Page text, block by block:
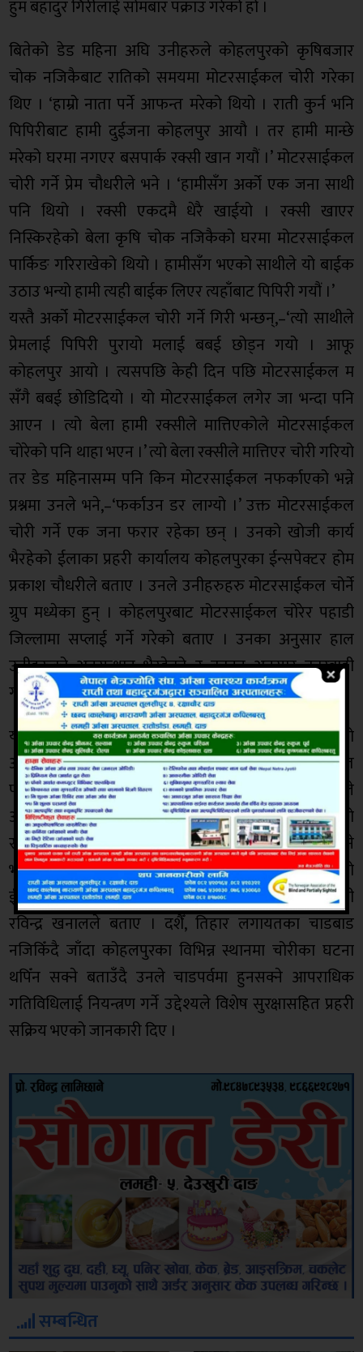
हुम बहादुर गिरीलाई सोमबार पक्राउ गरेको हो ।
बितेको डेड महिना अघि उनीहरुले कोहलपुरको कृषिबजार
चोक नजिकैबाट रातिको समयमा मोटरसाईकल चोरी गरेका
थिए । ‘हाम्रो नाता पर्ने आफन्त मरेको थियो । राती कुर्न भनि
पिपिरीबाट हामी दुईजना कोहलपुर आयौ । तर हामी मान्छे
मरेको घरमा नगएर बसपार्क रक्सी खान गयौं ।’ मोटरसाईकल
चोरी गर्ने प्रेम चौधरीले भने । ‘हामीसँग अर्को एक जना साथी
पनि थियो । रक्सी एकदमै धेरै खाईयो । रक्सी खाएर
निस्किरहेको बेला कृषि चोक नजिकैको घरमा मोटरसाईकल
पार्किङ गरिराखेको थियो । हामीसँग भएको साथीले यो बाईक
उठाउ भन्यो हामी त्यही बाईक लिएर त्यहाँबाट पिपिरी गयौं ।’
यस्तै अर्को मोटरसाईकल चोरी गर्ने गिरी भन्छन्,–‘त्यो साथीले
प्रेमलाई पिपिरी पुरायो मलाई बबई छोड्न गयो । आफू
कोहलपुर आयो । त्यसपछि केही दिन पछि मोटरसाईकल म
सँगै बबई छोडिदियो । यो मोटरसाईकल लगेर जा भन्दा पनि
आएन । त्यो बेला हामी रक्सीले मात्तिएकोले मोटरसाईकल
चोरेको पनि थाहा भएन ।’ त्यो बेला रक्सीले मात्तिएर चोरी गरियो
तर डेड महिनासम्म पनि किन मोटरसाईकल नफर्काएको भन्ने
प्रश्नमा उनले भने,–‘फर्काउन डर लाग्यो ।’ उक्त मोटरसाईकल
चोरी गर्ने एक जना फरार रहेका छन् । उनको खोजी कार्य
भैरहेको ईलाका प्रहरी कार्यालय कोहलपुरका ईन्सपेक्टर होम
प्रकाश चौधरीले बताए । उनले उनीहरुहरु मोटरसाईकल चोर्ने
ग्रुप मध्येका हुन् । कोहलपुरबाट मोटरसाईकल चोरेर पहाडी
जिल्लामा सप्लाई गर्ने गरेको बताए । उनका अनुसार हाल
उनीहरुको अनुसन्धान भैरहेको र कानून अनुसार कारवाही
गरिने छ ।
यस्तै मंगलबार पनि एक जना मोटरसाईल चोरी गरिरहेको
अवस्थामा ईलाका प्रहरी कार्यालयको प्रहरी टोलीले रंगेहात
पक्राउ गरेको छ । चाडपर्व नजिकिदै जादा कोहलपुर प्रहरीले
आफ्ना गतिविधिलाई थप सक्रिय बनाएको छ । चाडपर्वको
समयमा चोरी डकैती जस्ता अपराधिक क्रियाकलाप धेरै हुने
भएको हुँदा आफ्नो क्रियाकलापलाई थप सक्रिय बनाएको
ईलाका कार्यालय कार्यालय कोहलपुरका प्रहरी प्रमुख, डिएसपी
रविन्द्र खनालले बताए । दशैँ, तिहार लगायतका चाडबाड
नजिकिँदै जाँदा कोहलपुरका विभिन्न स्थानमा चोरीका घटना
थपिँन सक्ने बताउँदै उनले चाडपर्वमा हुनसक्ने आपराधिक
गतिविधिलाई नियन्त्रण गर्ने उद्देश्यले विशेष सुरक्षासहित प्रहरी
सक्रिय भएको जानकारी दिए ।
सम्बन्धित